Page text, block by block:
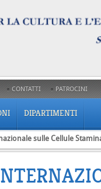
CONTATTI PATROCINI
DIPARTIMENTI
sulle Cellule